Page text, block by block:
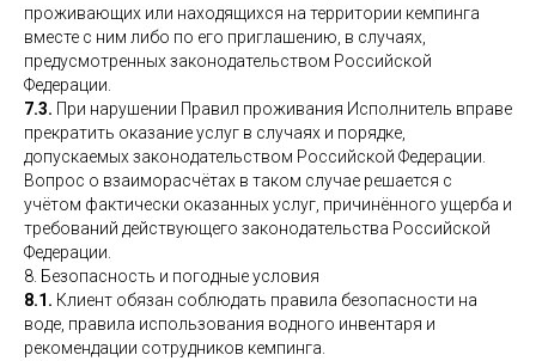
проживающих или находящихся на территории кемпинга
вместе с ним либо по его приглашению, в случаях,
предусмотренных законодательством Российской
Федерации.
7.3. При нарушении Правил проживания Исполнитель вправе
прекратить оказание услуг в случаях и порядке,
допускаемых законодательством Российской Федерации.
Вопрос о взаиморасчётах в таком случае решается с
учётом фактически оказанных услуг, причинённого ущерба и
требований действующего законодательства Российской
Федерации.
8. Безопасность и погодные условия
8.1. Клиент обязан соблюдать правила безопасности на
воде, правила использования водного инвентаря и
рекомендации сотрудников кемпинга.